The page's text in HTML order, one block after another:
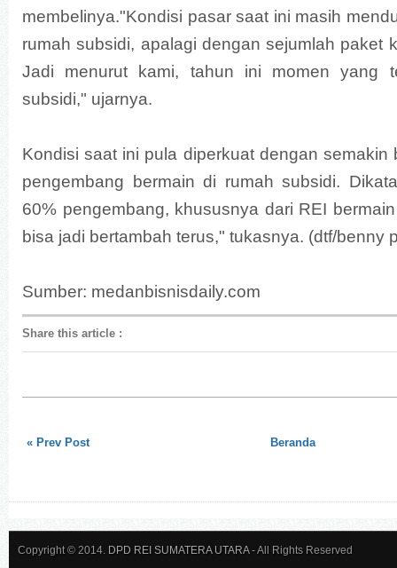
membelinya."Kondisi pasar saat ini masih
rumah subsidi, apalagi dengan sejumlah paket
Jadi menurut kami, tahun ini momen yang
subsidi," ujarnya.
Kondisi saat ini pula diperkuat dengan semakin
pengembang bermain di rumah subsidi.
60% pengembang, khususnya dari REI
bisa jadi bertambah terus," tukasnya. (dtf/benny
Sumber: medanbisnisdaily.com
Share this article :
« Prev Post Beranda
Copyright © 2014. DPD REI SUMATERA UTARA- All Rights Reserved